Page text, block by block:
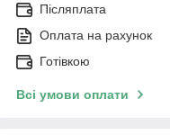
Післяплата
Оплата на рахунок
Готівкою
Всі умови оплати